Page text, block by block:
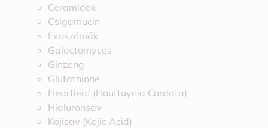
Ceramidok
Csigamucin
Exoszómák
Galactomyces
Ginzeng
Glutathione
Heartleaf (Houttuynia Cordata)
Hialuronsav
Kojisav (Kojic Acid)